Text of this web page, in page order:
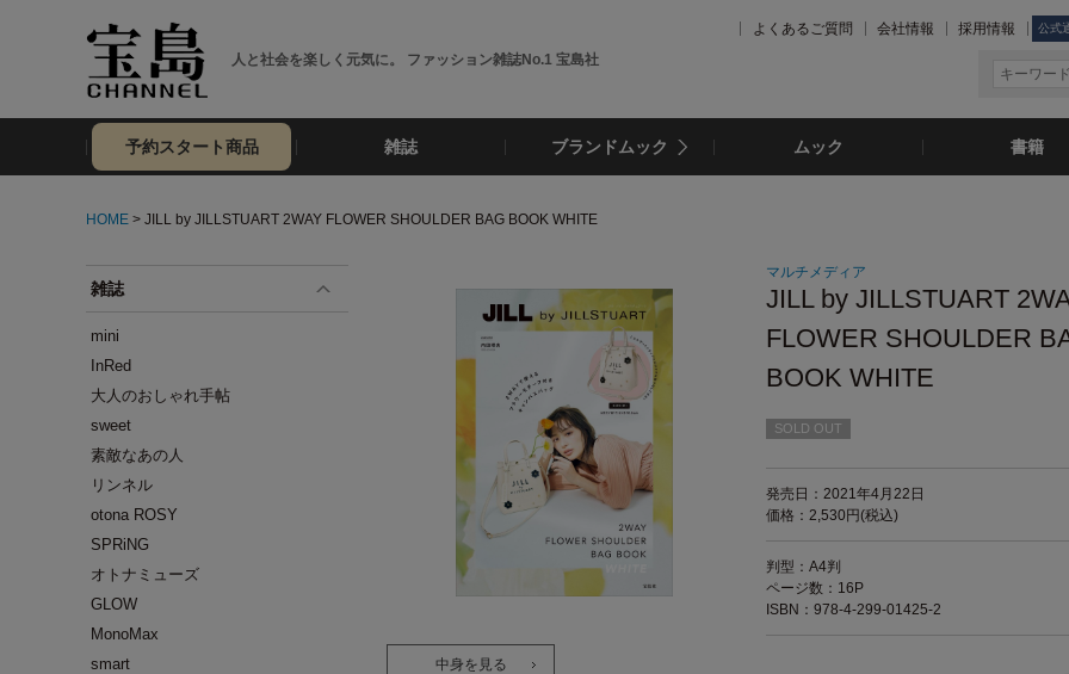
人と社会を楽しく元気に。 ファッション雑誌No.1 宝島社
よくあるご質問 会社情報 採用情報 公式
予約スタート商品 雑誌 ブランドムック ムック 書籍
HOME > JILL by JILLSTUART 2WAY FLOWER SHOULDER BAG BOOK WHITE
雑誌
mini
InRed
大人のおしゃれ手帖
sweet
素敵なあの人
リンネル
otona ROSY
SPRiNG
オトナミューズ
GLOW
MonoMax
smart
中身を見る
マルチメディア
JILL by JILLSTUART
FLOWER SHOULDER
BOOK WHITE
SOLD OUT
発売日：2021年4月22日
価格：2,530円(税込)
判型：A4判
ページ数：16P
ISBN：978-4-299-01425-2